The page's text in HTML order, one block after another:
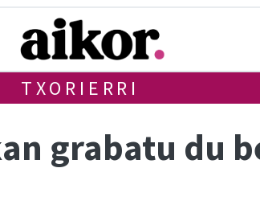
TXORIERRI
grabatu du